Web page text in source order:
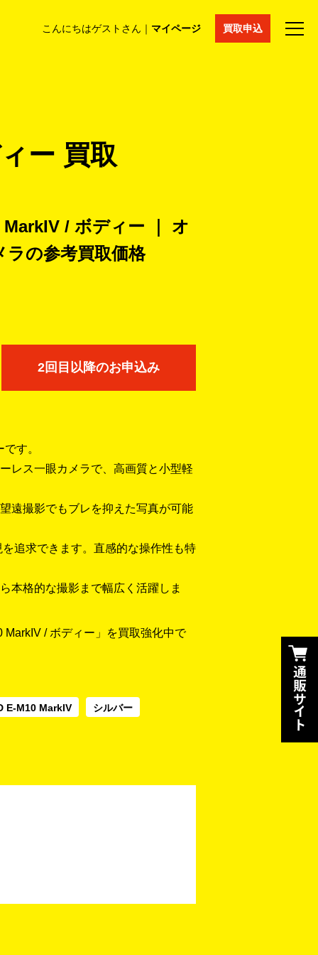
こんにちはゲストさん｜ マイページ 買取申込
コラム マイページ 採用情報 通販サイト
ー 買取
/ ボディー ｜ オ
ラの参考買取価格
2回目以降のお申込み
す。
レス一眼カメラで、高画質と小型軽
遠撮影でもブレを抑えた写真が可能
追求できます。直感的な操作性も特
本格的な撮影まで幅広く活躍しま
/ ボディー」を買取強化中で
E-M10 MarkIV シルバー